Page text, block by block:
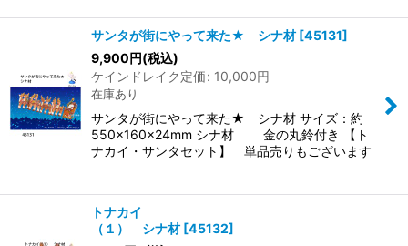
サンタが街にやって来た★ シナ材 [45131]
9,900円(税込)
ケインドレイク定価: 10,000円
在庫あり
サンタが街にやって来た★ シナ材 サイズ：約
550×160×24mm シナ材 金の丸鈴付き 【ト
ナカイ・サンタセット】 単品売りもございます
トナカイ
（１） シナ材 [45132]